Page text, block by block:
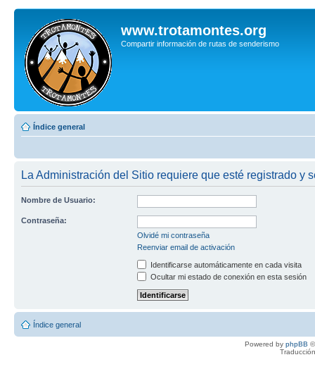
www.trotamontes.org
Compartir información de rutas de senderismo
Índice general
La Administración del Sitio requiere que esté registrado y
Nombre de Usuario:
Contraseña:
Olvidé mi contraseña
Reenviar email de activación
Identificarse automáticamente en cada visita
Ocultar mi estado de conexión en esta sesión
Índice general
Powered by phpBB